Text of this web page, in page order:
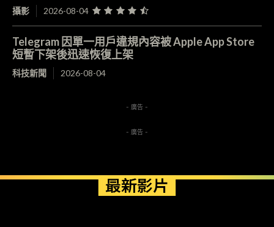
攝影 2026-08-04
Telegram 因單一用戶違規內容被 Apple App Store
短暫下架後迅速恢復上架
科技新聞 2026-08-04
- 廣告 -
- 廣告 -
最新影片